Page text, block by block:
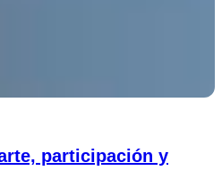
participación y